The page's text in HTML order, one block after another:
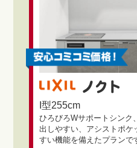
ノクト
I型255cm
ひろびろWサポートシンク
出しやすい、アシストポケ
すい機能を備えたプランで